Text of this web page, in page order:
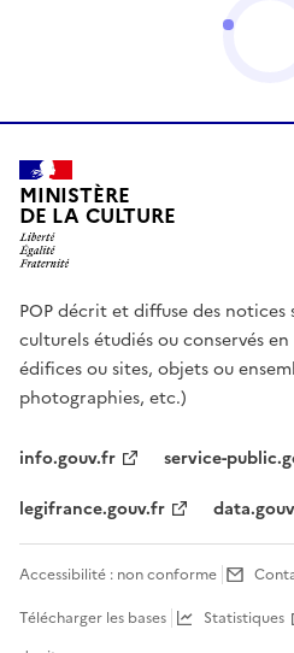
MINISTÈRE
DE LA CULTURE
POP décrit et diffuse des
culturels étudiés ou conservés
édifices ou sites, objets ou
photographies, etc.)
info.gouv.fr
service-
legifrance.gouv.fr
Accessibilité : non conforme
Télécharger les bases
Statistiques